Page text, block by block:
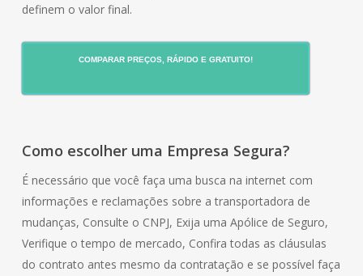
definem o valor final.
COMPARAR PREÇOS, RÁPIDO E GRATUITO!
Como escolher uma Empresa Segura?
É necessário que você faça uma busca na internet com
informações e reclamações sobre a transportadora de
mudanças, Consulte o CNPJ, Exija uma Apólice de Seguro,
Verifique o tempo de mercado, Confira todas as cláusulas
do contrato antes mesmo da contratação e se possível faça